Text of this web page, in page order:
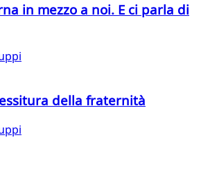
in mezzo a noi. E ci parla di
della fraternità